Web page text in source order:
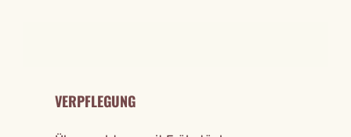
VERPFLEGUNG